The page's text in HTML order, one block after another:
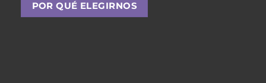
POR QUÉ ELEGIRNOS